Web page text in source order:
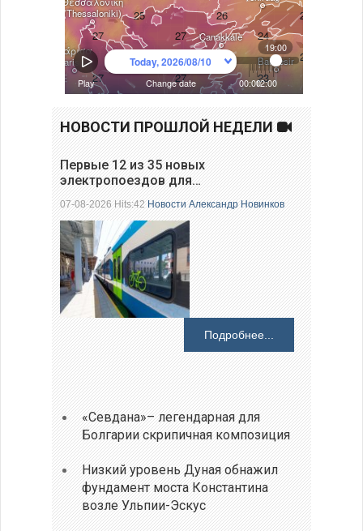
НОВОСТИ ПРОШЛОЙ НЕДЕЛИ
Первые 12 из 35 новых
электропоездов для…
07-08-2026 Hits:42Новости Александр Новинков
Подробнее...
«Севдана»– легендарная для
Болгарии скрипичная композиция
Низкий уровень Дуная обнажил
фундамент моста Константина
возле Ульпии-Эскус